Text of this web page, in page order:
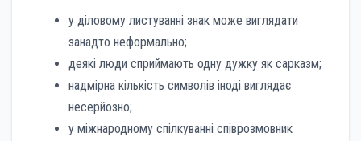
у діловому листуванні знак може виглядати
занадто неформально;
деякі люди сприймають одну дужку як сарказм;
надмірна кількість символів іноді виглядає
несерйозно;
у міжнародному спілкуванні співрозмовник